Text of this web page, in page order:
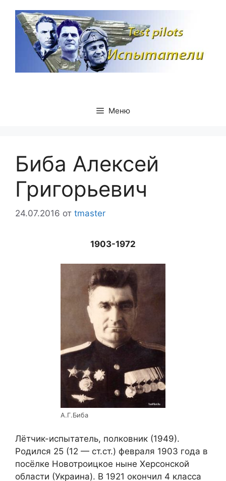
содержимому
Меню
Биба Алексей
Григорьевич
24.07.2016 от tmaster
1903-1972
А.Г.Биба
Лётчик-испытатель, полковник (1949).
Родился 25 (12 — ст.ст.) февраля 1903 года в
посёлке Новотроицкое ныне Херсонской
области (Украина). В 1921 окончил 4 класса